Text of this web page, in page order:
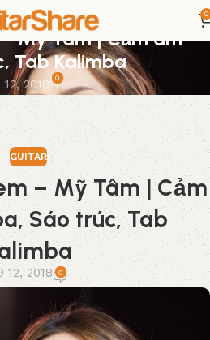
0
Mỹ Tâm | Cảm âm
Tab Kalimba
2018 0
GUITAR
– Mỹ Tâm | Cảm
Sáo trúc, Tab
12, 2018 0